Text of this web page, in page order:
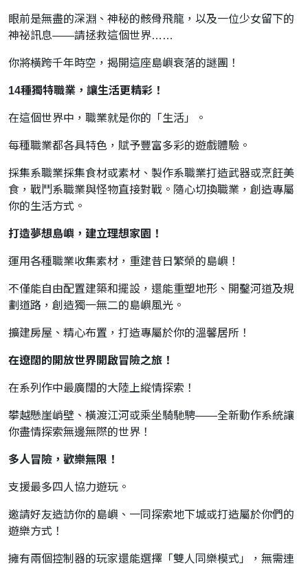
眼前是無盡的深淵、神秘的骸骨飛龍，以及一位少女留下的
神祕訊息——請拯救這個世界……
你將橫跨千年時空，揭開這座島嶼衰落的謎團！
14種獨特職業，讓生活更精彩！
在這個世界中，職業就是你的「生活」。
每種職業都各具特色，賦予豐富多彩的遊戲體驗。
採集系職業採集食材或素材、製作系職業打造武器或烹飪美
食，戰鬥系職業與怪物直接對戰。隨心切換職業，創造專屬
你的生活方式。
打造夢想島嶼，建立理想家園！
運用各種職業收集素材，重建昔日繁榮的島嶼！
不僅能自由配置建築和擺設，還能重塑地形、開鑿河道及規
劃道路，創造獨一無二的島嶼風光。
擴建房屋、精心布置，打造專屬於你的溫馨居所！
在遼闊的開放世界開啟冒險之旅！
在系列作中最廣闊的大陸上縱情探索！
攀越懸崖峭壁、橫渡江河或乘坐騎馳騁——全新動作系統讓
你盡情探索無邊無際的世界！
多人冒險，歡樂無限！
支援最多四人協力遊玩。
邀請好友造訪你的島嶼、一同探索地下城或打造屬於你們的
遊樂方式！
擁有兩個控制器的玩家還能選擇「雙人同樂模式」，無需連